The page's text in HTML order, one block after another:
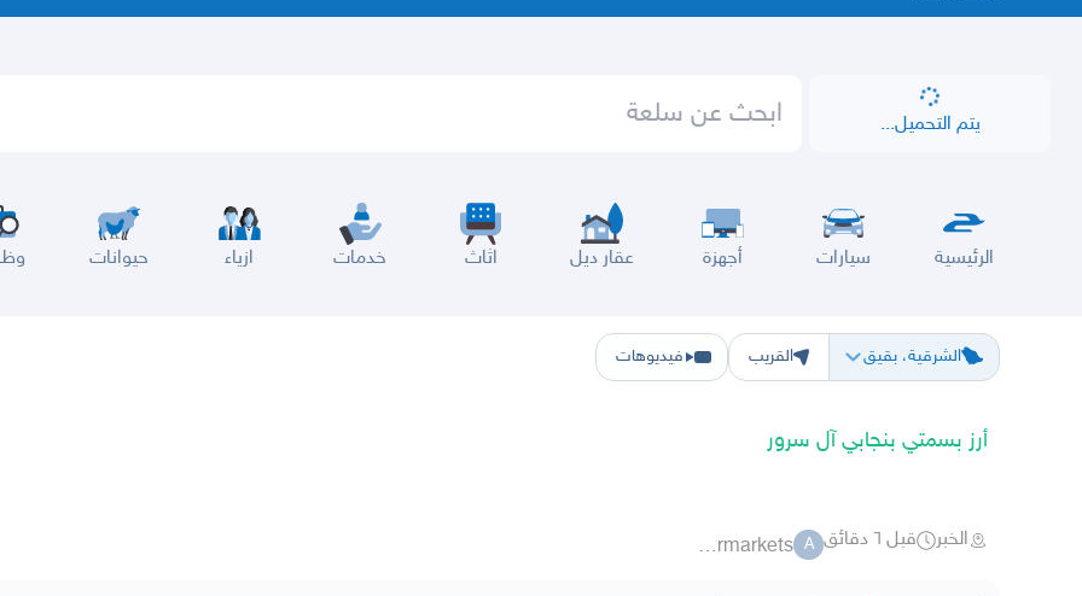
يتم التحميل...
الرئيسية سيارات أجهزة عقار ديل اثاث خدمات ازياء حيوانات
الشرقية، بقيق
الرياضالشرقيه حفر الباطن المدينة القصيم
القريب فيديوهات
أرز بسمتي بنجابي آل سرور
الخبر قبل ٦ دقائق A
alsuroormarkets